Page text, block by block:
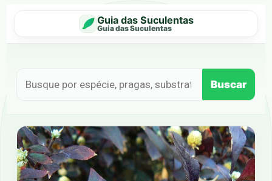
Guia das Suculentas
Guia das Suculentas
Buscar